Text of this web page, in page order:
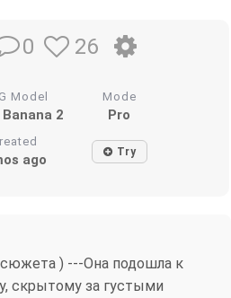
0 26
Model
2
Mode
Pro
ago Try
сюжета ) ---Она подошла к
скрытому за густыми